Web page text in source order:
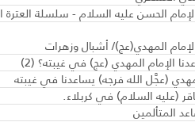
الحسن عليه السلام - سلسلة العترة
المهدي(عج)/ أشبال وزهرات
الإمام المهدي (عج) في غيبته؟ (2)
(عجَّل الله فرجه) يساعدنا في غيبته
(عليه السلام) في كربلاء.
المتألمين